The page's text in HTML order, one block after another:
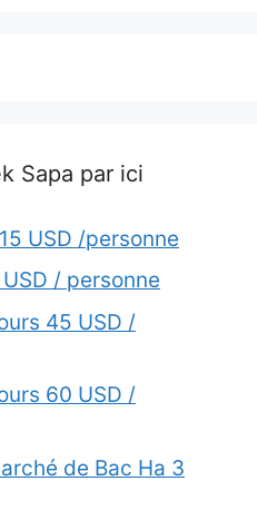
Sapa par ici
USD /personne
/ personne
45 USD /
60 USD /
de Bac Ha 3